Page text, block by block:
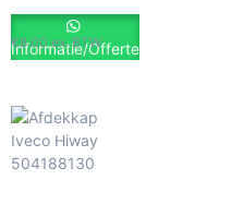
€8.00 ex. BTW
Informatie/Offerte